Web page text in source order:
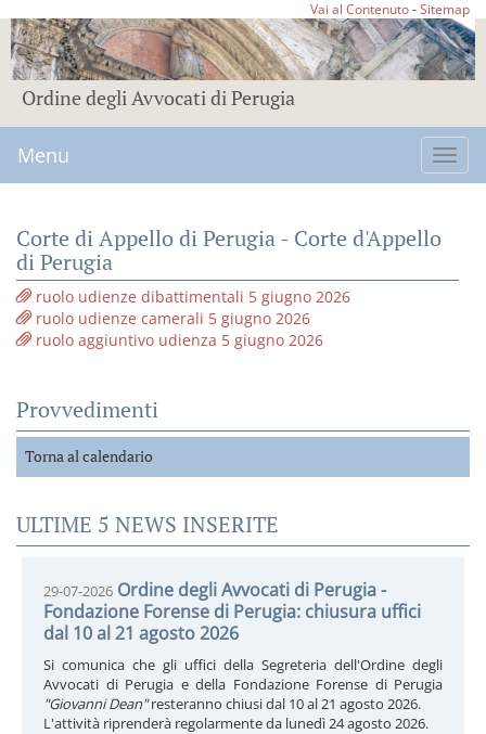
Vai al Contenuto-Sitemap
Ordine degli Avvocati di Perugia
Menu
Corte di Appello di Perugia - Corte d'Appello
di Perugia
ruolo udienze dibattimentali 5 giugno 2026
ruolo udienze camerali 5 giugno 2026
ruolo aggiuntivo udienza 5 giugno 2026
Provvedimenti
Torna al calendario
ULTIME 5 NEWS INSERITE
29-07-2026 Ordine degli Avvocati di Perugia -
Fondazione Forense di Perugia: chiusura uffici
dal 10 al 21 agosto 2026
Si comunica che gli uffici della Segreteria dell'Ordine degli
Avvocati di Perugia e della Fondazione Forense di Perugia
"Giovanni Dean"resteranno chiusi dal 10 al 21 agosto 2026.
L'attività riprenderà regolarmente da lunedì 24 agosto 2026.